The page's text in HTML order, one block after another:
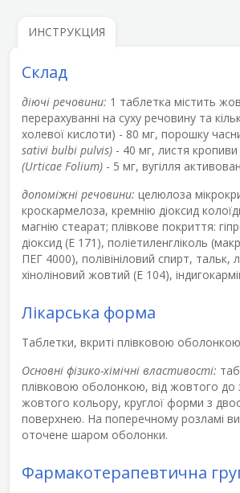
ИНСТРУКЦИЯ
Склад
діючі речовини: 1 таблетка містить
перерахуванні на суху речовину та
холевої кислоти) - 80 мг, порошку
sativi bulbi риlvіs) - 40 мг, листя
(Urticae Fоlium) - 5 мг, вугілля
допоміжні речовини: целюлоза
кроскармелоза, кремнію діоксид
магнію стеарат; плівкове покриття:
діоксид (Е 171), поліетиленгліколь
ПЕГ 4000), полівініловий спирт, тальк,
хіноліновий жовтий (Е 104),
Лікарська форма
Таблетки, вкриті плівковою
Основні фізико-хімічні властивості:
плівковою оболонкою, від жовтого до
жовтого кольору, круглої форми з
поверхнею. На поперечному розламі
оточене шаром оболонки.
Фармакотерапевтична